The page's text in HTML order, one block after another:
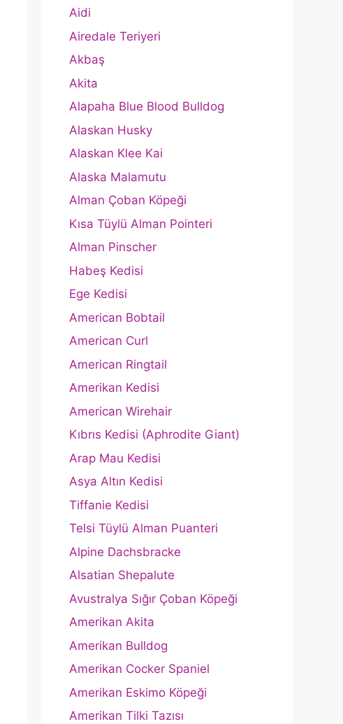
Aidi
Airedale Teriyeri
Akbaş
Akita
Alapaha Blue Blood Bulldog
Alaskan Husky
Alaskan Klee Kai
Alaska Malamutu
Alman Çoban Köpeği
Kısa Tüylü Alman Pointeri
Alman Pinscher
Habeş Kedisi
Ege Kedisi
American Bobtail
American Curl
American Ringtail
Amerikan Kedisi
American Wirehair
Kıbrıs Kedisi (Aphrodite Giant)
Arap Mau Kedisi
Asya Altın Kedisi
Tiffanie Kedisi
Telsi Tüylü Alman Puanteri
Alpine Dachsbracke
Alsatian Shepalute
Avustralya Sığır Çoban Köpeği
Amerikan Akita
Amerikan Bulldog
Amerikan Cocker Spaniel
Amerikan Eskimo Köpeği
Amerikan Tilki Tazısı